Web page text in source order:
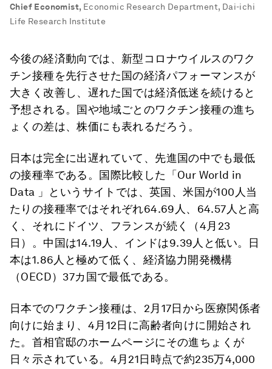
Chief Economist, Economic Research Department, Dai-ichi
Life Research Institute
今後の経済動向では、新型コロナウイルスのワク
チン接種を先行させた国の経済パフォーマンスが
大きく改善し、遅れた国では経済低迷を続けると
予想される。国や地域ごとのワクチン接種の進ち
ょくの差は、株価にも表れるだろう。
日本は完全に出遅れていて、先進国の中でも最低
の接種率である。国際比較した「Our World in
Data 」というサイトでは、英国、米国が100人当
たりの接種率ではそれぞれ64.69人、64.57人と高
く、それにドイツ、フランスが続く（4月23
日）。中国は14.19人、インドは9.39人と低い。日
本は1.86人と極めて低く、経済協力開発機構
（OECD）37カ国で最低である。
日本でのワクチン接種は、2月17日から医療関係者
向けに始まり、4月12日に高齢者向けに開始され
た。首相官邸のホームページにその進ちょくが
日々示されている。4月21日時点で約235万4,000